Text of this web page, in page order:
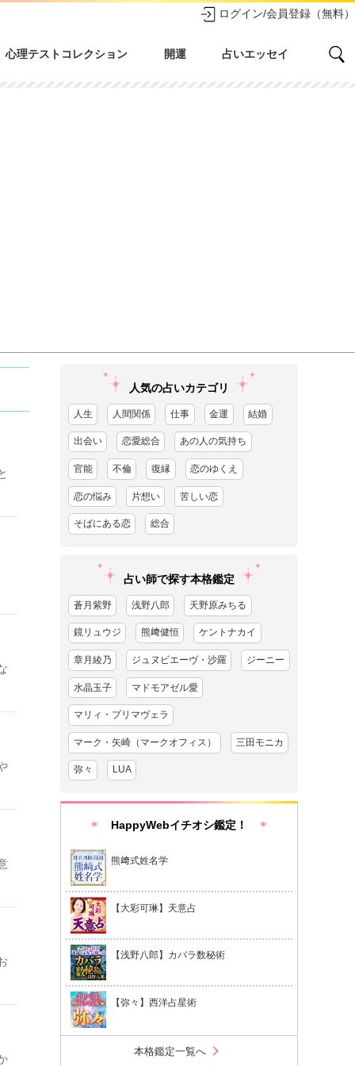
ログイン/会員登録（無料）
心理テストコレクション 開運 占いエッセイ
人気の占いカテゴリ
人生 人間関係 仕事 金運 結婚
出会い 恋愛総合 あの人の気持ち
官能 不倫 復縁 恋のゆくえ
恋の悩み 片想い 苦しい恋
そばにある恋 総合
占い師で探す本格鑑定
蒼月紫野 浅野八郎 天野原みちる
鏡リュウジ 熊﨑健恒 ケントナカイ
章月綾乃 ジュヌビエーヴ・沙羅 ジーニー
水晶玉子 マドモアゼル愛
マリィ・プリマヴェラ
マーク・矢崎（マークオフィス） 三田モニカ
弥々 LUA
HappyWebイチオシ鑑定！
熊﨑式姓名学
【大彩可琳】天意占
【浅野八郎】カバラ数秘術
【弥々】西洋占星術
本格鑑定一覧へchevron_right